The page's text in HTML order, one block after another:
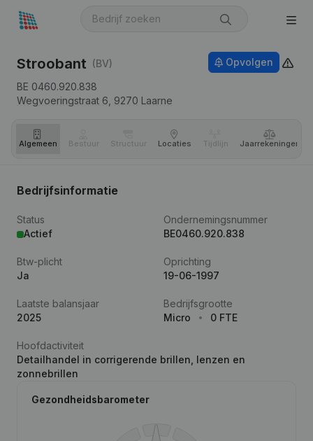
Stroobant (BV)
BE 0460.920.838
Wegvoeringstraat 6, 9270 Laarne
Opvolgen
Algemeen Bestuur Structuur Locaties Tijdlijn Jaar­rekeningen
Bedrijfsinformatie
Status
Actief
Ondernemingsnummer
BE0460.920.838
Btw-plicht
Ja
Oprichting
19-06-1997
Laatste balansjaar
2025
Bedrijfsgrootte
Micro
0 FTE
Hoofdactiviteit
Detailhandel in corrigerende brillen, lenzen en
zonnebrillen
Gezondheidsbarometer